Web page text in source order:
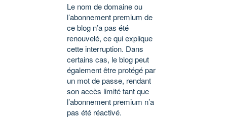
Le nom de domaine ou
l’abonnement premium de
ce blog n’a pas été
renouvelé, ce qui explique
cette interruption. Dans
certains cas, le blog peut
également être protégé par
un mot de passe, rendant
son accès limité tant que
l’abonnement premium n’a
pas été réactivé.